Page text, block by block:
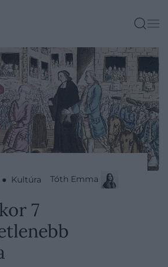
● Kultúra Tóth Emma
7